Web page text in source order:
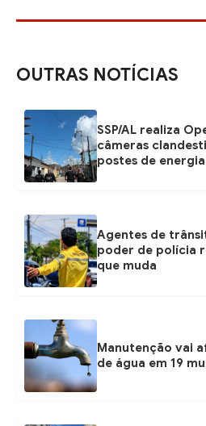
OUTRAS NOTÍCIAS
SSP/AL realiza
câmeras
postes de energia
Agentes de
poder de polícia
que muda
Manutenção vai
de água em 19